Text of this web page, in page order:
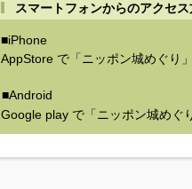
スマートフォンからのアクセス
■iPhone
AppStore で「ニッポン城めぐり」
■Android
Google play で「ニッポン城めぐ